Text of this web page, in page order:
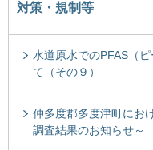
対策・規制等
水道原水でのPFAS（
て（その９）
仲多度郡多度津町にお
調査結果のお知らせ～